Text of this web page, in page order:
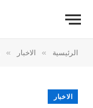
الرئيسية » الاخبار »
الاخبار